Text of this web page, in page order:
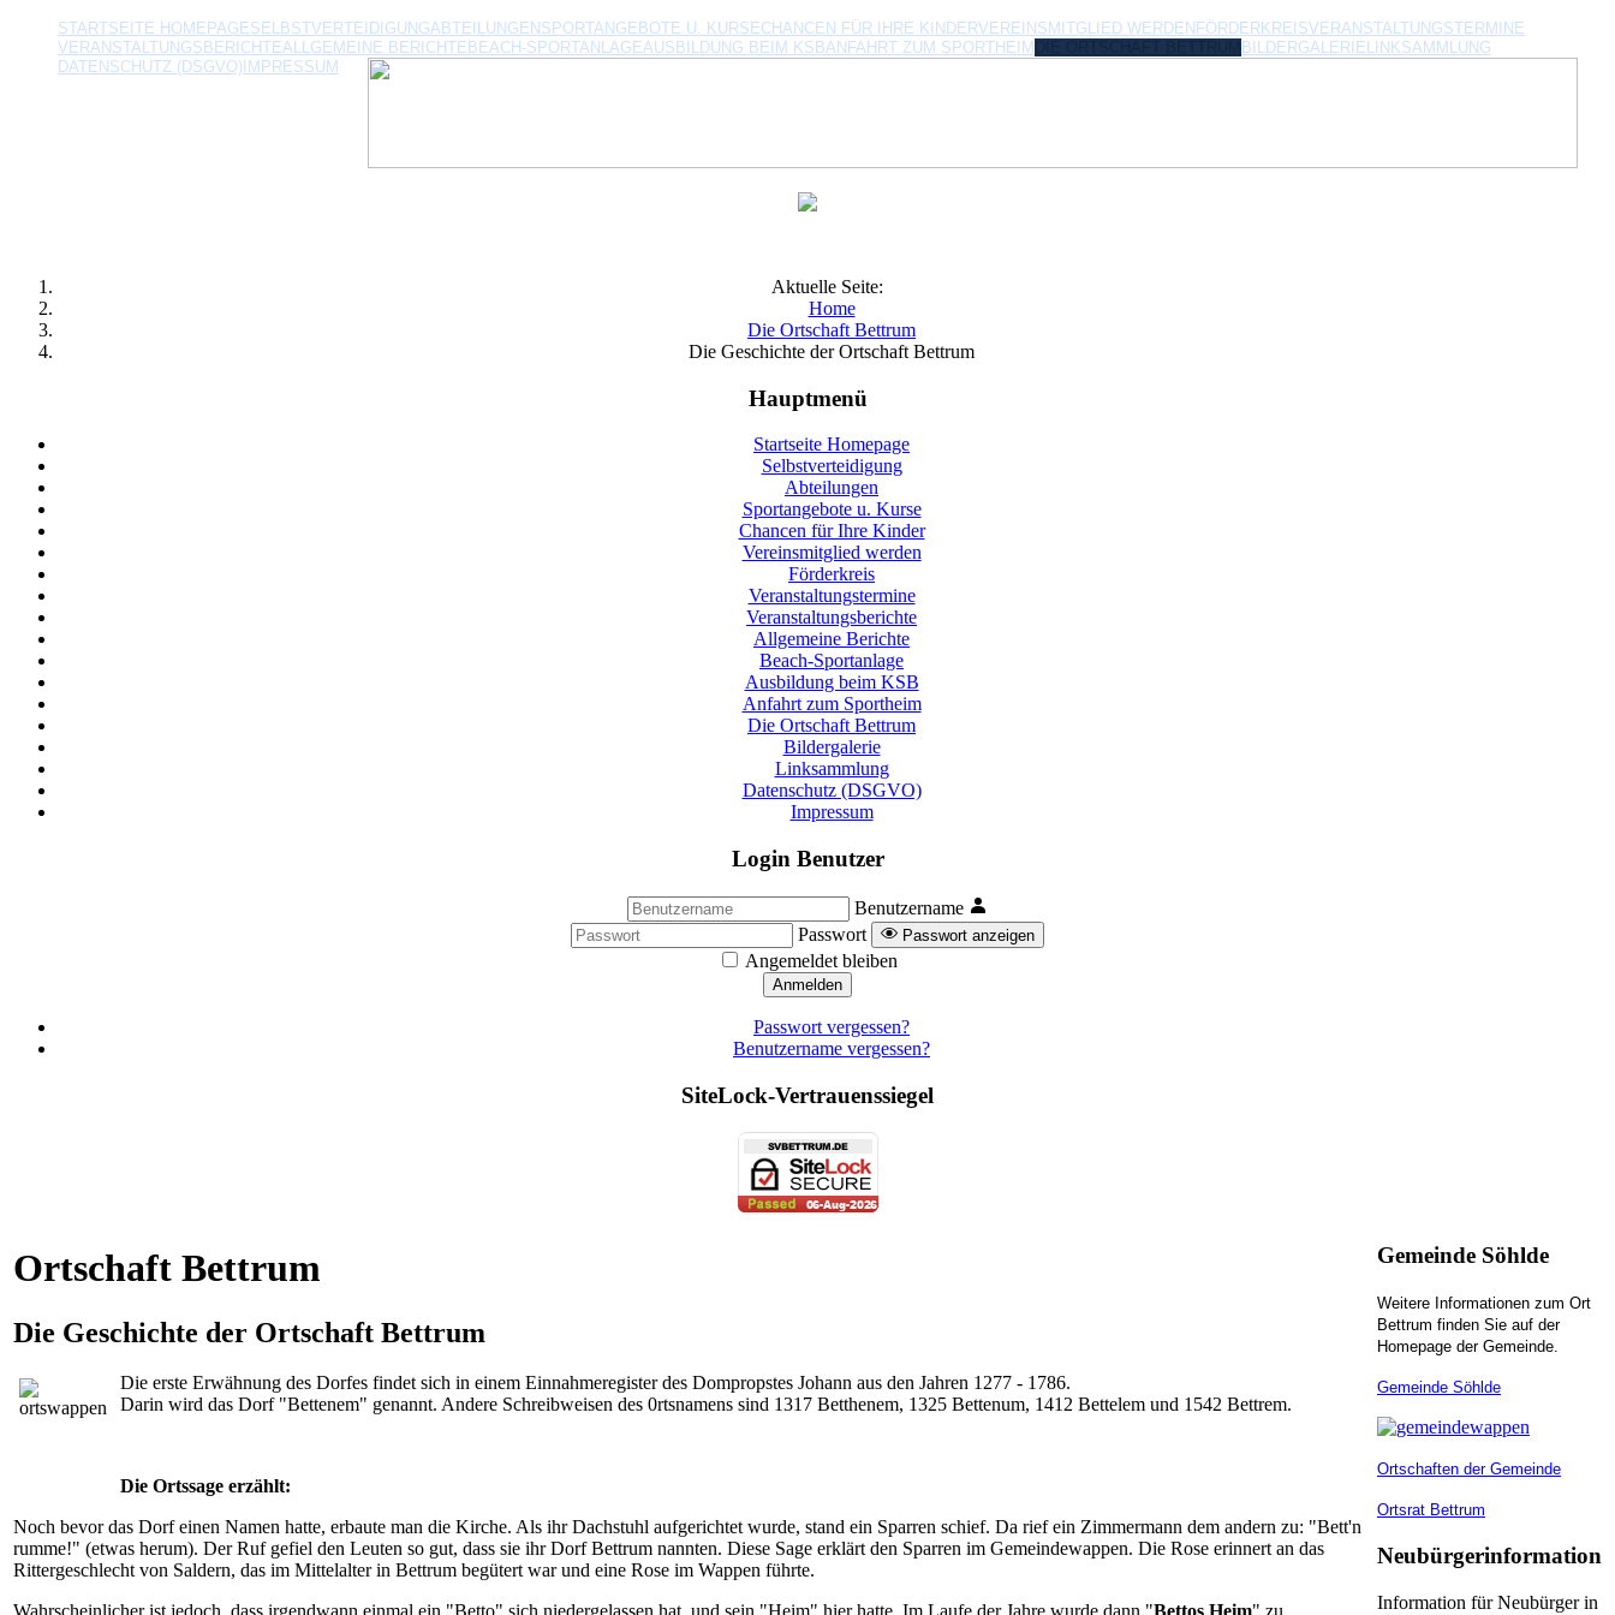
STARTSEITE HOMEPAGESELBSTVERTEIDIGUNGABTEILUNGEN SPORTANGEBOTE U. KURSECHANCEN FÜR IHRE KINDERVEREINSMITGLIED WERDEN FÖRDERKREISVERANSTALTUNGSTERMINE
VERANSTALTUNGSBERICHTEALLGEMEINE BERICHTE BEACH-SPORTANLAGEAUSBILDUNG BEIM KSBANFAHRT ZUM SPORTHEIM BILDERGALERIE LINKSAMMLUNG
DATENSCHUTZ (DSGVO) IMPRESSUM
Aktuelle Seite:
Home
Die Ortschaft Bettrum
Die Geschichte der Ortschaft Bettrum
Hauptmenü
Startseite Homepage
Selbstverteidigung
Abteilungen
Sportangebote u. Kurse
Chancen für Ihre Kinder
Vereinsmitglied werden
Förderkreis
Veranstaltungstermine
Veranstaltungsberichte
Allgemeine Berichte
Beach-Sportanlage
Ausbildung beim KSB
Anfahrt zum Sportheim
Die Ortschaft Bettrum
Bildergalerie
Linksammlung
Datenschutz (DSGVO)
Impressum
Login Benutzer
Benutzername
Passwort
Passwort anzeigen
Angemeldet bleiben
Anmelden
Passwort vergessen?
Benutzername vergessen?
SiteLock-Vertrauenssiegel
Ortschaft Bettrum
Die Geschichte der Ortschaft Bettrum
Die erste Erwähnung des Dorfes findet sich in einem Einnahmeregister des Dompropstes Johann aus den Jahren 1277 - 1786.
Darin wird das Dorf "Bettenem" genannt. Andere Schreibweisen des 0rtsnamens sind 1317 Betthenem, 1325 Bettenum, 1412 Bettelem und 1542 Bettrem.
Die Ortssage erzählt:
Noch bevor das Dorf einen Namen hatte, erbaute man die Kirche. Als ihr Dachstuhl aufgerichtet wurde, stand ein Sparren schief. Da rief ein Zimmermann dem andern zu: "Bett'n
rumme!" (etwas herum). Der Ruf gefiel den Leuten so gut, dass sie ihr Dorf Bettrum nannten. Diese Sage erklärt den Sparren im Gemeindewappen. Die Rose erinnert an das
Rittergeschlecht von Saldern, das im Mittelalter in Bettrum begütert war und eine Rose im Wappen führte.
Gemeinde Söhlde
Weitere Informationen zum Ort
Bettrum finden Sie auf der
Homepage der Gemeinde.
Gemeinde Söhlde
Ortschaften der Gemeinde
Ortsrat Bettrum
Neubürgerinformation
Information für Neubürger in